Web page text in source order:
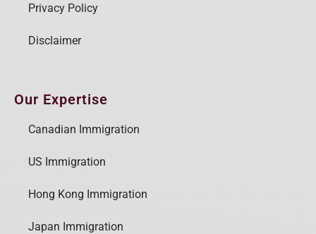
Privacy Policy
Disclaimer
Our Expertise
Canadian Immigration
US Immigration
Hong Kong Immigration
Japan Immigration